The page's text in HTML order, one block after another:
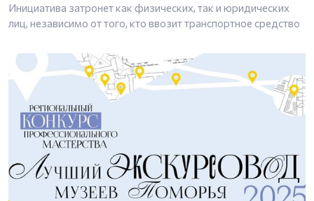
Инициатива затронет как физических, так и юридических
лиц, независимо от того, кто ввозит транспортное средство